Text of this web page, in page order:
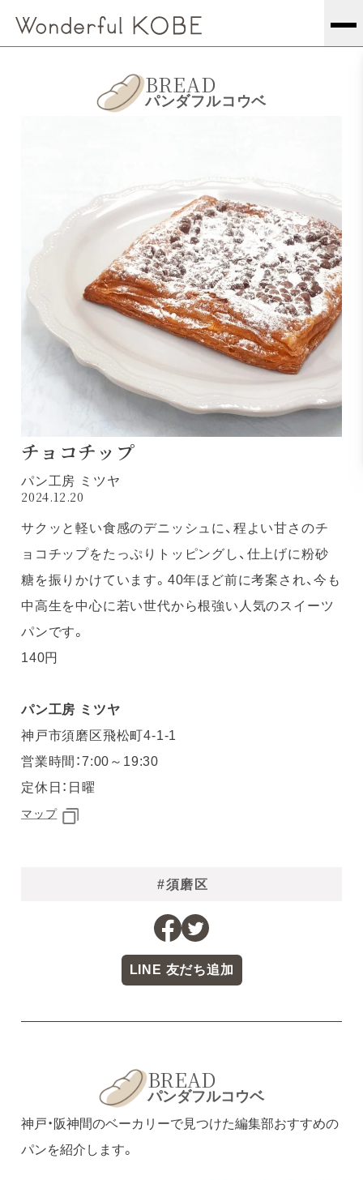
BREAD
パンダフルコウベ
チョコチップ
パン工房 ミツヤ
2024.12.20
サクッと軽い食感のデニッシュに、程よい甘さのチ
ョコチップをたっぷりトッピングし、仕上げに粉砂
糖を振りかけています。40年ほど前に考案され、今も
中高生を中心に若い世代から根強い人気のスイーツ
パンです。
140円
パン工房 ミツヤ
神戸市須磨区飛松町4-1-1
営業時間：7:00～19:30
定休日：日曜
マップ
#須磨区
LINE 友だち追加
BREAD
パンダフルコウベ
神戸・阪神間のベーカリーで見つけた編集部おすすめの
パンを紹介します。